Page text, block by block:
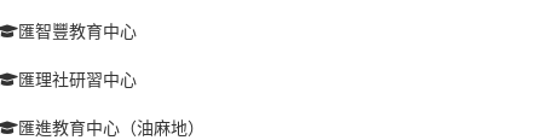
匯智豐教育中心
匯理社研習中心
匯進教育中心（油麻地）